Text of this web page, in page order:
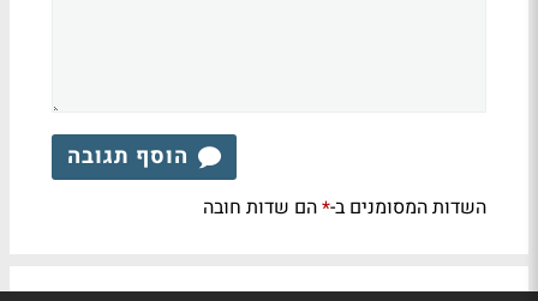
הוסף תגובה
השדות המסומנים ב-*הם שדות חובה